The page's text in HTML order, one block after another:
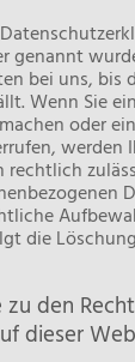
genannt
bei uns, bis
Wenn Sie
oder
werden
rechtlich
die
den
dieser